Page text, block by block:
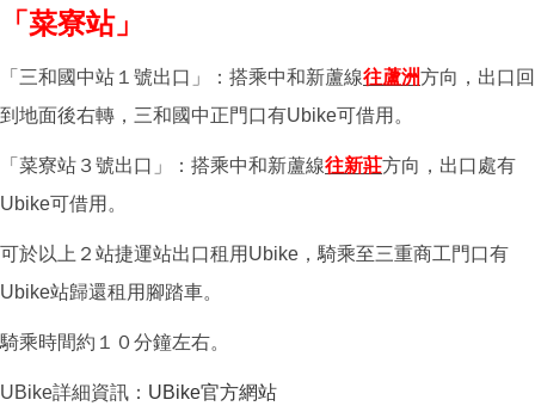
「菜寮站」
「三和國中站１號出口」：搭乘中和新蘆線往蘆洲方向，出口回
到地面後右轉，三和國中正門口有Ubike可借用。
「菜寮站３號出口」： 搭乘中和新蘆線往新莊方向， 出口處有
Ubike可借用。
可於以上２站捷運站出口租用Ubike，騎乘至三重商工門口有
Ubike站歸還租用腳踏車。
騎乘時間約１０分鐘左右。
UBike詳細資訊： UBike官方網站